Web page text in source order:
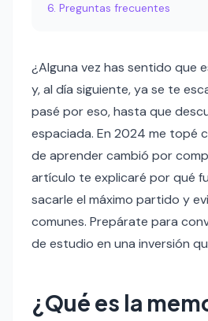
Preguntas frecuentes
¿Alguna vez has sentido que
y, al día siguiente, ya se te
pasé por eso, hasta que
espaciada. En 2024 me topé
de aprender cambió por
artículo te explicaré por qué
sacarle el máximo partido y
comunes. Prepárate para
de estudio en una inversión
¿Qué es la